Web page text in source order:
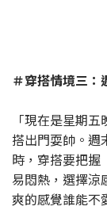
＃穿搭情境三：
「現在是星期
搭出門耍帥。週
時，穿搭要把握
易悶熱，選擇涼
爽的感覺誰能不